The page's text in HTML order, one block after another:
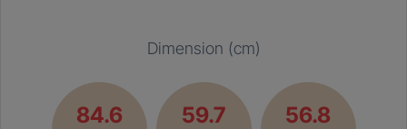
Dimension (cm)
84.6 59.7 56.8